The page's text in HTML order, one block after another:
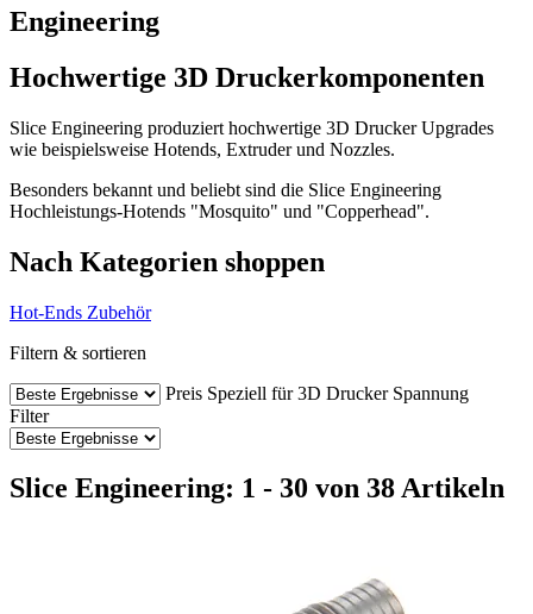
Engineering
Hochwertige 3D Druckerkomponenten
Slice Engineering produziert hochwertige 3D Drucker Upgrades
wie beispielsweise Hotends, Extruder und Nozzles.
Besonders bekannt und beliebt sind die Slice Engineering
Hochleistungs-Hotends "Mosquito" und "Copperhead".
Nach Kategorien shoppen
Hot-Ends Zubehör
Filtern & sortieren
Preis Speziell für 3D Drucker Spannung
Filter
Slice Engineering: 1 - 30 von 38 Artikeln